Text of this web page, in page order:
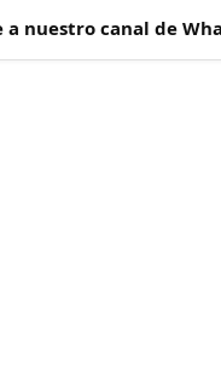
a nuestro canal de